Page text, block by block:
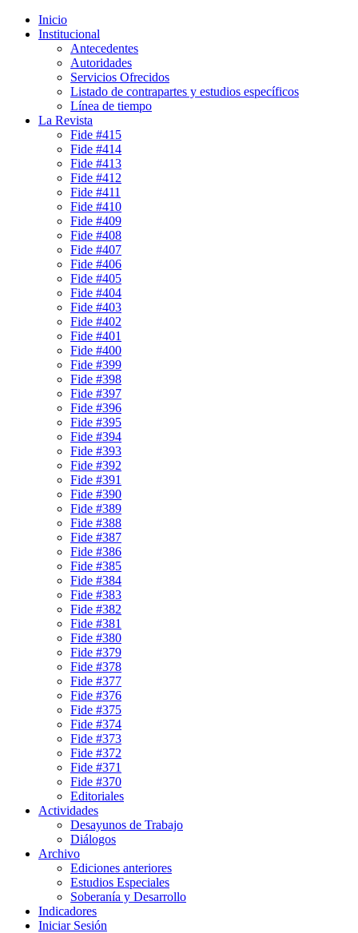
Inicio
Institucional
Antecedentes
Autoridades
Servicios Ofrecidos
Listado de contrapartes y estudios específicos
Línea de tiempo
La Revista
Fide #415
Fide #414
Fide #413
Fide #412
Fide #411
Fide #410
Fide #409
Fide #408
Fide #407
Fide #406
Fide #405
Fide #404
Fide #403
Fide #402
Fide #401
Fide #400
Fide #399
Fide #398
Fide #397
Fide #396
Fide #395
Fide #394
Fide #393
Fide #392
Fide #391
Fide #390
Fide #389
Fide #388
Fide #387
Fide #386
Fide #385
Fide #384
Fide #383
Fide #382
Fide #381
Fide #380
Fide #379
Fide #378
Fide #377
Fide #376
Fide #375
Fide #374
Fide #373
Fide #372
Fide #371
Fide #370
Editoriales
Actividades
Desayunos de Trabajo
Diálogos
Archivo
Ediciones anteriores
Estudios Especiales
Soberanía y Desarrollo
Indicadores
Iniciar Sesión